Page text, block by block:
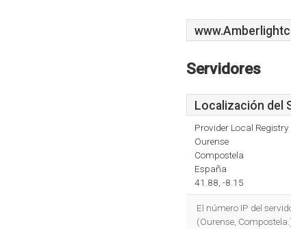
Servidores
Localización del
Provider Local Registry
Ourense
Compostela
España
41.88, -8.15
El número IP del
(Ourense,